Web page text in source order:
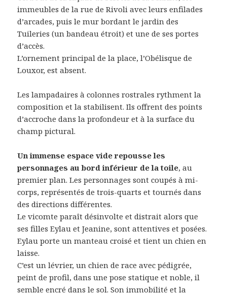
immeubles de la rue de Rivoli avec leurs enfilades
d’arcades, puis le mur bordant le jardin des
Tuileries (un bandeau étroit) et une de ses portes
d’accès.
L’ornement principal de la place, l’Obélisque de
Louxor, est absent.
Les lampadaires à colonnes rostrales rythment la
composition et la stabilisent. Ils offrent des points
d’accroche dans la profondeur et à la surface du
champ pictural.
Un immense espace vide repousse les
personnages au bord inférieur de la toile, au
premier plan. Les personnages sont coupés à mi-
corps, représentés de trois-quarts et tournés dans
des directions différentes.
Le vicomte paraît désinvolte et distrait alors que
ses filles Eylau et Jeanine, sont attentives et posées.
Eylau porte un manteau croisé et tient un chien en
laisse.
C’est un lévrier, un chien de race avec pédigrée,
peint de profil, dans une pose statique et noble, il
semble encré dans le sol. Son immobilité et la